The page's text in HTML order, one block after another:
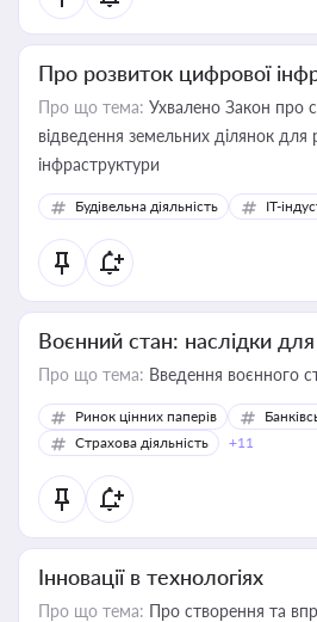
Про розвиток цифрової
Про що тема: Ухвалено Закон про
відведення земельних ділянок для
інфраструктури
Будівельна діяльність IT-
Воєнний стан: наслідки для
Про що тема: Введення воєнного
Ринок цінних паперів
Страхова діяльність
+11
Інновації в технологіях
Про що тема: Про створення та